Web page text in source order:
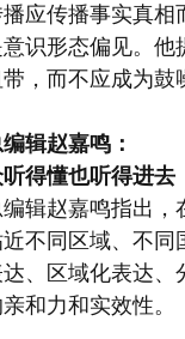
应传播事实真
识形态偏见。
，而不应成为
辑赵嘉鸣：
得懂也听得进去
赵嘉鸣指出，
不同区域、不
、区域化表达
和力和实效性。